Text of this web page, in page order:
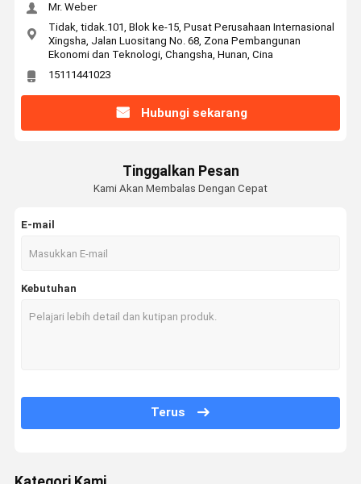
Mr. Weber
Tidak, tidak.101, Blok ke-15, Pusat Perusahaan Internasional
Xingsha, Jalan Luositang No. 68, Zona Pembangunan
Ekonomi dan Teknologi, Changsha, Hunan, Cina
15111441023
Hubungi sekarang
Tinggalkan Pesan
Kami Akan Membalas Dengan Cepat
E-mail
Kebutuhan
Terus